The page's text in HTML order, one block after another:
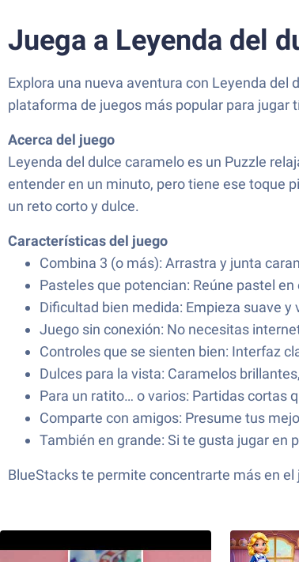
Juega a Leyenda del
Explora una nueva aventura con Leyenda del
plataforma de juegos más popular para jugar
Acerca del juego
Leyenda del dulce caramelo es un Puzzle
entender en un minuto, pero tiene ese toque
un reto corto y dulce.
Características del juego
Combina 3 (o más): Arrastra y junta
Pasteles que potencian: Reúne pastel
Dificultad bien medida: Empieza suave
Juego sin conexión: No necesitas
Controles que se sienten bien: Interfaz
Dulces para la vista: Caramelos
Para un ratito… o varios: Partidas cortas
Comparte con amigos: Presume tus
También en grande: Si te gusta jugar en
BlueStacks te permite concentrarte más en